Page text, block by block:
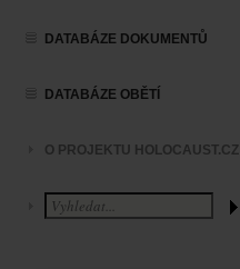
DATABÁZE DOKUMENTŮ
DATABÁZE OBĚTÍ
O PROJEKTU HOLOCAUST.CZ